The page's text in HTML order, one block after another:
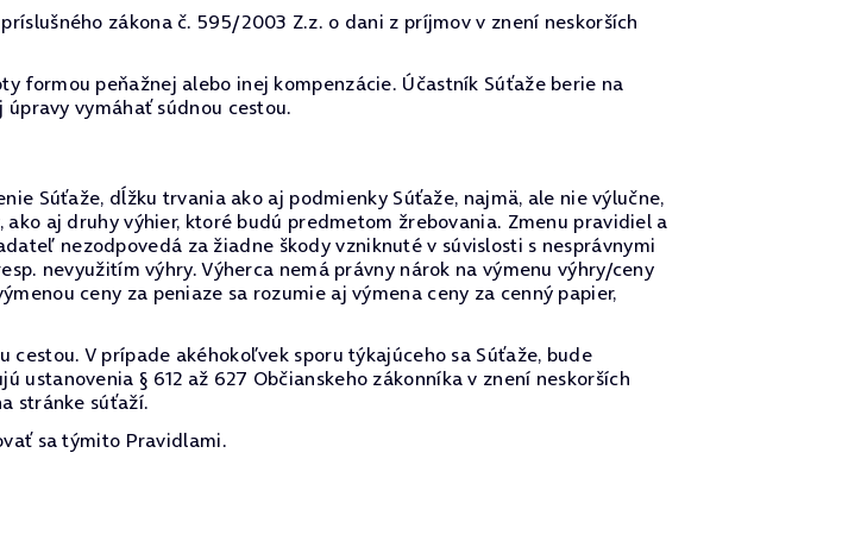
zákona č. 595/2003 Z.z. o dani z príjmov v znení neskorších
formou peňažnej alebo inej kompenzácie. Účastník Súťaže berie na
vymáhať súdnou cestou.
Súťaže, dĺžku trvania ako aj podmienky Súťaže, najmä, ale nie výlučne,
aj druhy výhier, ktoré budú predmetom žrebovania. Zmenu pravidiel a
nezodpovedá za žiadne škody vzniknuté v súvislosti s nesprávnymi
nevyužitím výhry. Výherca nemá právny nárok na výmenu výhry/ceny
ceny za peniaze sa rozumie aj výmena ceny za cenný papier,
V prípade akéhokoľvek sporu týkajúceho sa Súťaže, bude
§ 612 až 627 Občianskeho zákonníka v znení neskorších
stránke súťaží.
sa týmito Pravidlami.